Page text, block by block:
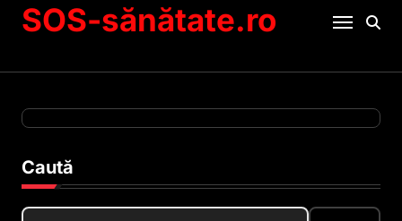
SOS-sănătate.ro
Caută